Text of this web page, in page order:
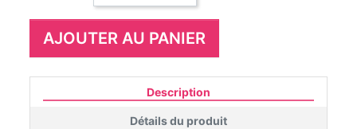
AJOUTER AU PANIER
Description
Détails du produit